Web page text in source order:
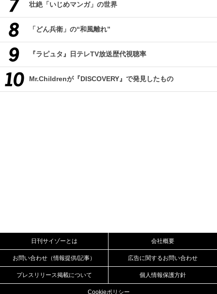
壮絶「いじめマンガ」の世界
「どん兵衛」の“和風離れ”
『ラピュタ』日テレTV放送歴代視聴率
Mr.Childrenが『DISCOVERY』で発見したもの
日刊サイゾーとは 会社概要
お問い合わせ（情報提供/記事） 広告に関するお問い合わせ
プレスリリース掲載について 個人情報保護方針
Cookieポリシー